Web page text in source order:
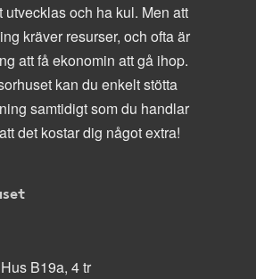
utvecklas och ha kul. Men att
kräver resurser, och ofta är
att få ekonomin att gå ihop.
kan du enkelt stötta
samtidigt som du handlar
det kostar dig något extra!
B19a, 4 tr